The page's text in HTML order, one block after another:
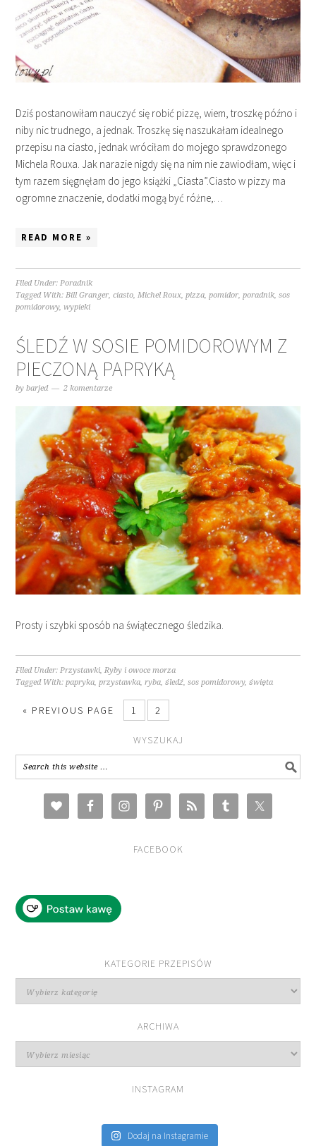
Dziś postanowiłam nauczyć się robić pizzę, wiem, troszkę późno i
niby nic trudnego, a jednak. Troszkę się naszukałam idealnego
przepisu na ciasto, jednak wróciłam do mojego sprawdzonego
Michela Rouxa. Jak narazie nigdy się na nim nie zawiodłam, więc i
tym razem sięgnęłam do jego książki „Ciasta”.Ciasto w pizzy ma
ogromne znaczenie, dodatki mogą być różne,…
READ MORE »
Filed Under:Poradnik
Tagged With:Bill Granger,ciasto,Michel Roux,pizza,pomidor,poradnik,sos
pomidorowy,wypieki
ŚLEDŹ W SOSIE POMIDOROWYM Z
PIECZONĄ PAPRYKĄ
bybarjed 2 komentarze
Prosty i szybki sposób na świątecznego śledzika.
Filed Under:Przystawki,Ryby i owoce morza
Tagged With:papryka,przystawka,ryba,śledź,sos pomidorowy,święta
« PREVIOUS PAGE 1 2
WYSZUKAJ
FACEBOOK
KATEGORIE PRZEPISÓW
przepisów
ARCHIWA
INSTAGRAM
Dodaj na Instagramie